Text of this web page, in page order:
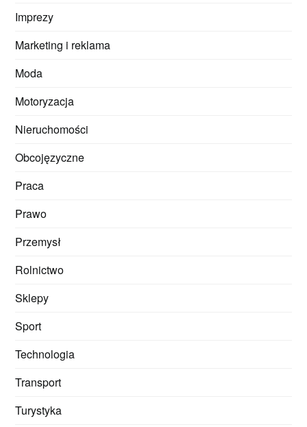
Imprezy
Marketing i reklama
Moda
Motoryzacja
Nieruchomości
Obcojęzyczne
Praca
Prawo
Przemysł
Rolnictwo
Sklepy
Sport
Technologia
Transport
Turystyka